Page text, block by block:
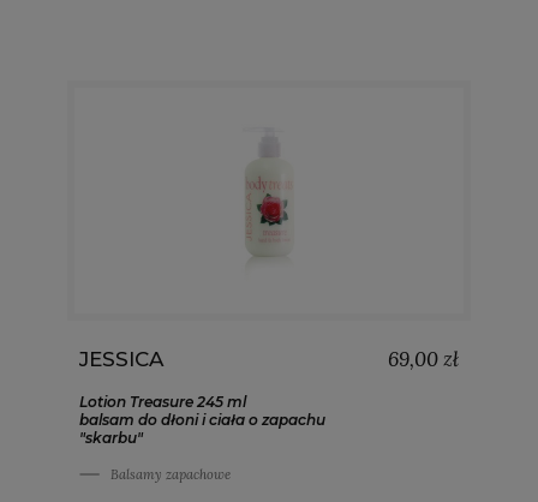
JESSICA
Lotion Treasure 245 ml
balsam do dłoni i ciała o zapachu
"skarbu"
Balsamy zapachowe
69,00 zł